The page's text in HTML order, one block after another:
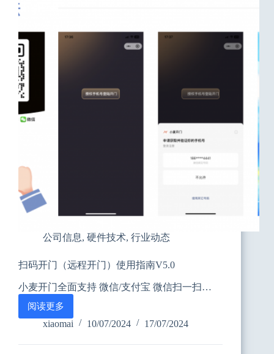
用
公司信息, 硬件技术, 行业动态
扫码开门（远程开门）使用指南V5.0
小麦开门全面支持 微信/支付宝 微信扫一扫…
阅读更多
扫
码
门
xiaomai 10/07/2024 17/07/2024